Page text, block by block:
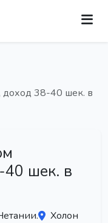
доход 38-40 шек. в
40 шек. в
Холон